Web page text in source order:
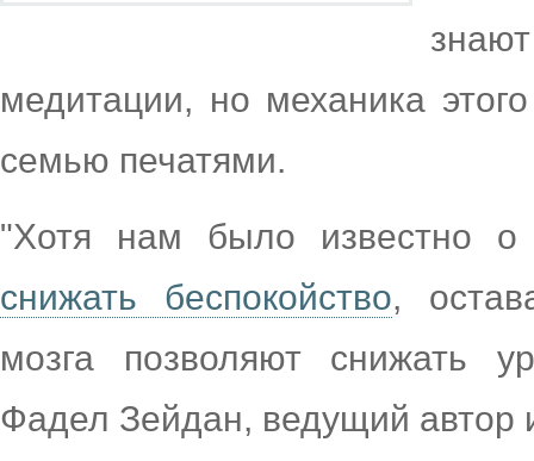
медитации, но механика
семью печатями.
"Хотя нам было известно
снижать беспокойство,
мозга позволяют снижать
Фадел Зейдан, ведущий автор